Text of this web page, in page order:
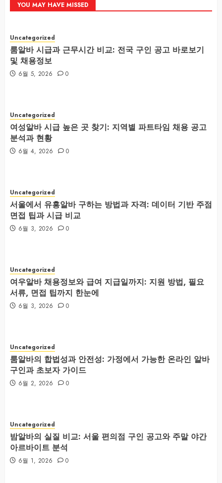
YOU MAY HAVE MISSED
Uncategorized
룸알바 시급과 근무시간 비교: 전국 구인 공고 바로보기
및 채용정보
6월 5, 2026 0
Uncategorized
여성알바 시급 높은 곳 찾기: 지역별 파트타임 채용 공고
분석과 현황
6월 4, 2026 0
Uncategorized
서울에서 유흥알바 구하는 방법과 자격: 데이터 기반 주점
면접 팁과 시급 비교
6월 3, 2026 0
Uncategorized
여우알바 채용정보와 급여 지급일까지: 지원 방법, 필요
서류, 면접 팁까지 한눈에
6월 3, 2026 0
Uncategorized
룸알바의 합법성과 안전성: 가정에서 가능한 온라인 알바
구인과 초보자 가이드
6월 2, 2026 0
Uncategorized
밤알바의 실질 비교: 서울 편의점 구인 공고와 주말 야간
아르바이트 분석
6월 1, 2026 0